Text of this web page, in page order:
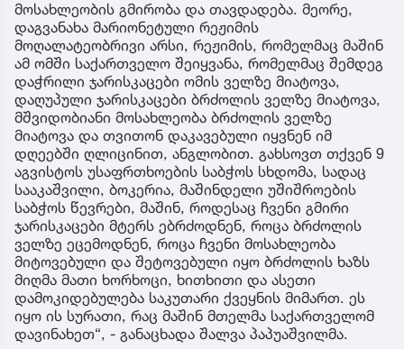
მოსახლეობის გმირობა და თავდადება. მეორე,
დაგვანახა მარიონეტული რეჟიმის
მოღალატეობრივი არსი, რეჟიმის, რომელმაც მაშინ
ამ ომში საქართველო შეიყვანა, რომელმაც შემდეგ
დაჭრილი ჯარისკაცები ომის ველზე მიატოვა,
დაღუპული ჯარისკაცები ბრძოლის ველზე მიატოვა,
მშვიდობიანი მოსახლეობა ბრძოლის ველზე
მიატოვა და თვითონ დაკავებული იყვნენ იმ
დღეებში ღლიცინით, ანგლობით. გახსოვთ თქვენ 9
აგვისტოს უსაფრთხოების საბჭოს სხდომა, სადაც
სააკაშვილი, ბოკერია, მაშინდელი უშიშროების
საბჭოს წევრები, მაშინ, როდესაც ჩვენი გმირი
ჯარისკაცები მტერს ებრძოდნენ, როცა ბრძოლის
ველზე ეცემოდნენ, როცა ჩვენი მოსახლეობა
მიტოვებული და შეტოვებული იყო ბრძოლის ხაზს
მიღმა მათი ხორხოცი, ხითხითი და ასეთი
დამოკიდებულება საკუთარი ქვეყნის მიმართ. ეს
იყო ის სურათი, რაც მაშინ მთელმა საქართველომ
დავინახეთ“, - განაცხადა შალვა პაპუაშვილმა.